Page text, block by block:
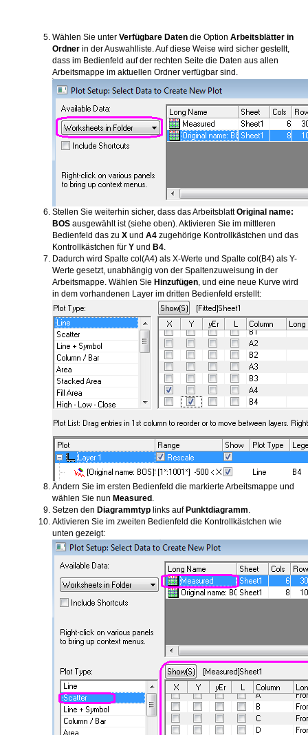
Wählen Sie unter Verfügbare Daten die Option Arbeitsblätter in
Ordner in der Auswahlliste. Auf diese Weise wird sicher gestellt,
dass im Bedienfeld auf der rechten Seite die Daten aus allen
Arbeitsmappe im aktuellen Ordner verfügbar sind.
Stellen Sie weiterhin sicher, dass das ArbeitsblattOriginal name:
BOS ausgewählt ist (siehe oben). Aktivieren Sie im mittleren
Bedienfeld das zu X und A4 zugehörige Kontrollkästchen und das
Kontrollkästchen für Y und B4
Dadurch wird Spalte col(A4) als X-Werte und Spalte col(B4) als Y-
Werte gesetzt, unabhängig von der Spaltenzuweisung in der
Arbeitsmappe. Wählen Sie Hinzufügen , und eine neue Kurve wird
in dem vorhandenen Layer im dritten Bedienfeld erstellt:
Ändern Sie im ersten Bedienfeld die markierte Arbeitsmappe und
wählen Sie nun Measured
Setzen den Diagrammtyp links aufPunktdiagramm
Aktivieren Sie im zweiten Bedienfeld die Kontrollkästchen wie
unten gezeigt: